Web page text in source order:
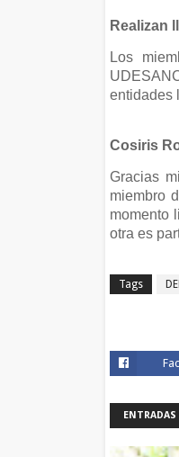
Realizan
Los
entidades
Cosiris
Gracias
miembro
momento
otra es
Tags